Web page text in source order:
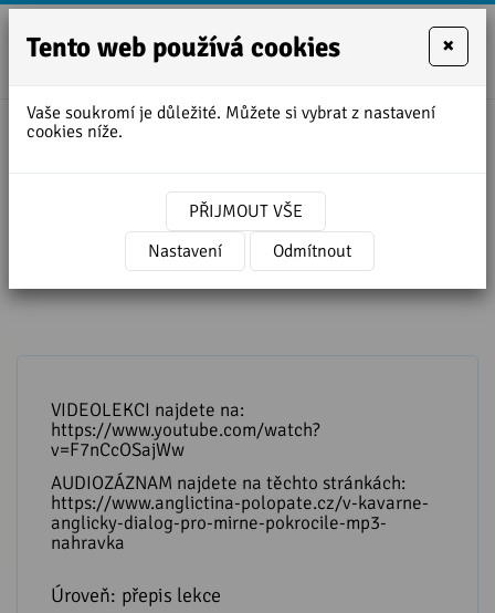
950
Úvodní stránka
Přepis lekce - V KAVÁRNĚ
VIDEOLEKCI najdete na:
https://www.youtube.com/watch?
v=F7nCcOSajWw
AUDIOZÁZNAM najdete na těchto stránkách:
https://www.anglictina-polopate.cz/v-kavarne-
anglicky-dialog-pro-mirne-pokrocile-mp3-
nahravka
Úroveň: přepis lekce
Tento web používá cookies ×
Vaše soukromí je důležité. Můžete si vybrat z nastavení
cookies níže.
PŘIJMOUT VŠE
Nastavení
Odmítnout